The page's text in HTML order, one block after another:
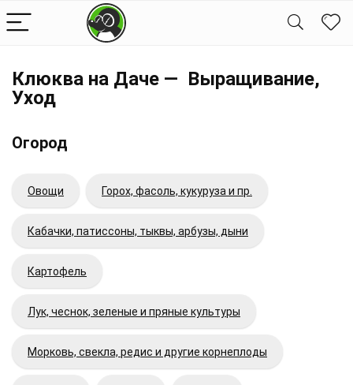
Клюква на Даче — Выращивание,
Уход
Огород
Овощи Горох, фасоль, кукуруза и пр.
Кабачки, патиссоны, тыквы, арбузы, дыни
Картофель
Лук, чеснок, зеленые и пряные культуры
Морковь, свекла, редис и другие корнеплоды